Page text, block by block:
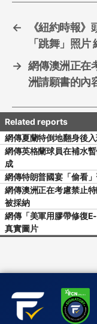
←
《紐約時報
「跳舞」照
→ 網傳澳洲正在
洲請願書的內
網傳夏蘭特倒地翻身後
網傳英格蘭球員在補水
成
網傳特朗普國宴「偷看
網傳澳洲正在考慮禁止
被採納
網傳「美軍用膠帶修復
真實圖片